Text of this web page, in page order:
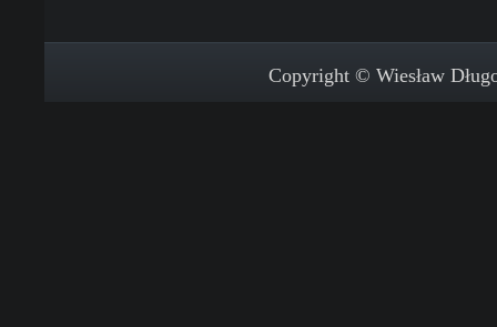
Copyright © Wiesław